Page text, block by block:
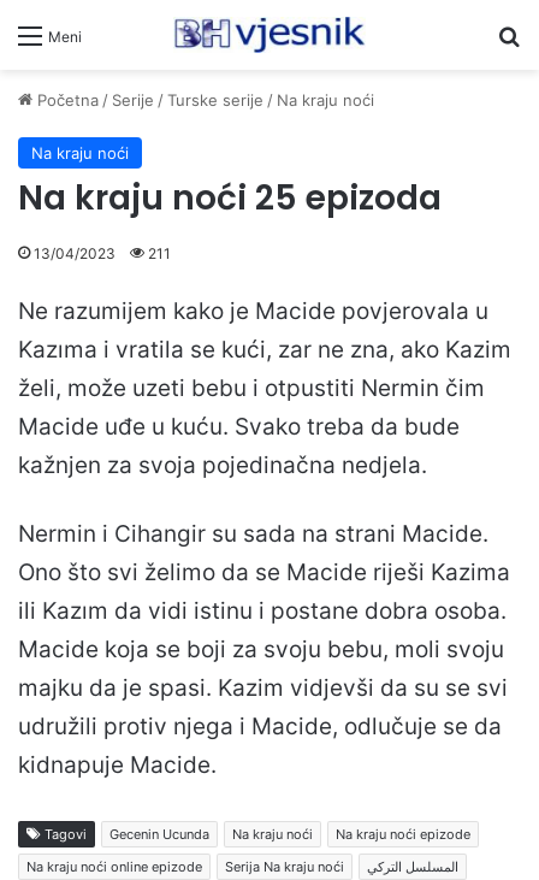
Meni
Početna/ Serije /Turske serije / Na kraju noći
Na kraju noći
Na kraju noći 25 epizoda
13/04/2023 211
Ne razumijem kako je Macide povjerovala u
Kazıma i vratila se kući, zar ne zna, ako Kazim
želi, može uzeti bebu i otpustiti Nermin čim
Macide uđe u kuću. Svako treba da bude
kažnjen za svoja pojedinačna nedjela.
Nermin i Cihangir su sada na strani Macide.
Ono što svi želimo da se Macide riješi Kazima
ili Kazım da vidi istinu i postane dobra osoba.
Macide koja se boji za svoju bebu, moli svoju
majku da je spasi. Kazim vidjevši da su se svi
udružili protiv njega i Macide, odlučuje se da
kidnapuje Macide.
Tagovi Gecenin Ucunda Na kraju noći
Na kraju noći epizode
Na kraju noći online epizode
Serija Na kraju noći المسلسل التركي